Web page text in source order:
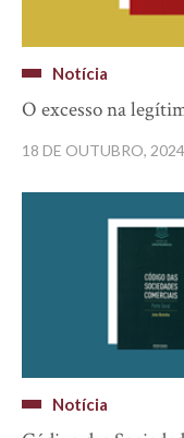
Notícia
O excesso na
18 DE OUTUBRO, 2024
Notícia